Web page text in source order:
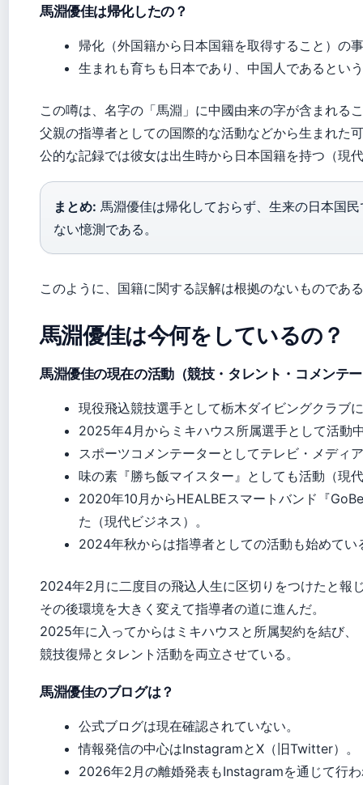
馬淵優佳は帰化したの？
帰化（外国籍から日本国籍を取得すること）の
生まれも育ちも日本であり、中国人であるとい
この噂は、名字の「馬淵」に中國由来の字が含まれる
父親の指導者としての国際的な活動などから生まれた
公的な記録では彼女は出生時から日本国籍を持つ（現
まとめ: 馬淵優佳は帰化しておらず、生来の日本国
ない憶測である。
このように、国籍に関する誤解は根拠のないものであ
馬淵優佳は今何をしているの？
馬淵優佳の現在の活動（競技・タレント・コメンテ
現役飛込競技選手として栃木ダイビングクラブ
2025年4月からミキハウス所属選手として活動
スポーツコメンテーターとしてテレビ・メディ
味の素『勝ち飯マイスター』としても活動（現
2020年10月からHEALBEスマートバンド『
た（現代ビジネス）。
2024年秋からは指導者としての活動も始めて
2024年2月に二度目の飛込人生に区切りをつけたと報
その後環境を大きく変えて指導者の道に進んだ。
2025年に入ってからはミキハウスと所属契約を結び、
競技復帰とタレント活動を両立させている。
馬淵優佳のブログは？
公式ブログは現在確認されていない。
情報発信の中心はInstagramとX（旧Twitter）。
2026年2月の離婚発表もInstagramを通じて行